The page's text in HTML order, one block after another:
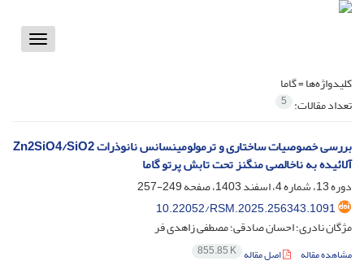
Toggle
کلیدواژه‌ها =گاما
تعداد مقالات: 5
بررسی خصوصیات ساختاری و ترمولومینسانس نانوذرات Zn2SiO4/SiO2
آلائیده به ناخالصی منگنز تحت تابش پرتو گاما
دوره 13، شماره 4، اسفند 1403، صفحه
249-257
10.22052/RSM.2025.256343.1091
مژگان نادری؛ احسان صادقی؛ مصطفی زاهدی فر
مشاهده مقاله اصل مقاله 855.85 K